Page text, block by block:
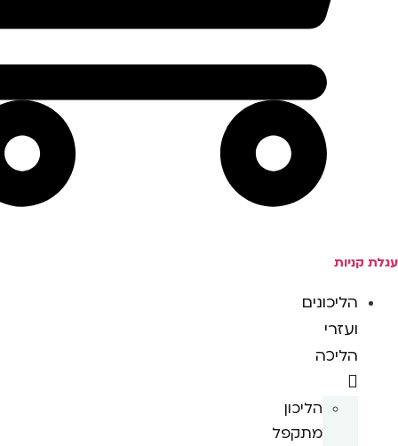
עגלת קניות
הליכונים
ועזרי
הליכה
הליכון
מתקפל